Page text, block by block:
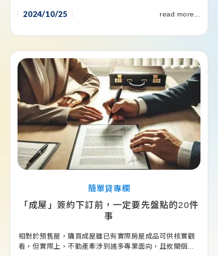
2024/10/25 read more...
簡單貸專欄
「成屋」簽約下訂前，一定要先盤點的20件
事
相對於預售屋，購買成屋雖已有實際房屋成品可供核實觀
看，但實際上，不動產牽涉到諸多專業面向，且攸關個...